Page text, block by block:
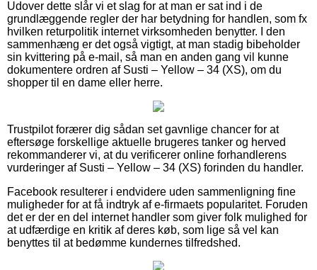
Udover dette slår vi et slag for at man er sat ind i de
grundlæggende regler der har betydning for handlen, som fx
hvilken returpolitik internet virksomheden benytter. I den
sammenhæng er det også vigtigt, at man stadig bibeholder
sin kvittering på e-mail, så man en anden gang vil kunne
dokumentere ordren af Susti – Yellow – 34 (XS), om du
shopper til en dame eller herre.
Trustpilot forærer dig sådan set gavnlige chancer for at
eftersøge forskellige aktuelle brugeres tanker og herved
rekommanderer vi, at du verificerer online forhandlerens
vurderinger af Susti – Yellow – 34 (XS) forinden du handler.
Facebook resulterer i endvidere uden sammenligning fine
muligheder for at få indtryk af e-firmaets popularitet. Foruden
det er der en del internet handler som giver folk mulighed for
at udfærdige en kritik af deres køb, som lige så vel kan
benyttes til at bedømme kundernes tilfredshed.